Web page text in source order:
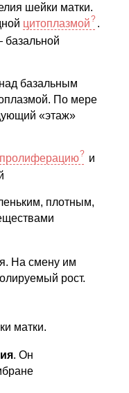
шейки матки.
цитоплазмой
.
базальной
базальным
По мере
«этаж»
пролиферацию
и
плотным,
На смену им
рост.
матки.
. Он